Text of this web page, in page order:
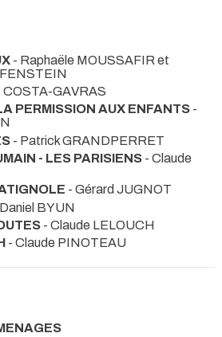
- Raphaële MOUSSAFIR et
COSTA-GAVRAS
PERMISSION AUX ENFANTS -
- Patrick GRANDPERRET
- LES PARISIENS - Claude
- Gérard JUGNOT
BYUN
- Claude LELOUCH
- Claude PINOTEAU